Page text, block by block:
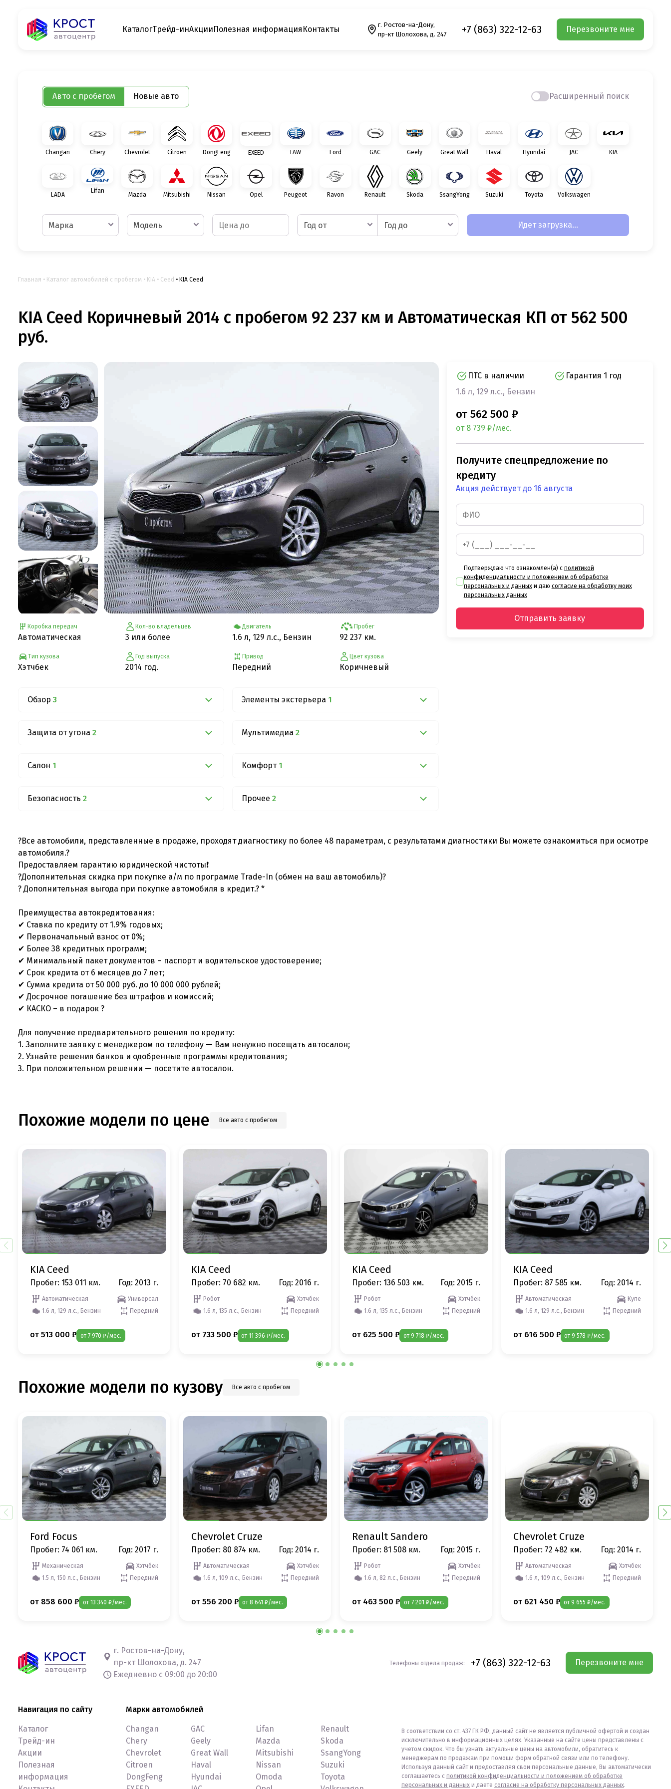
КаталогТрейд-инАкцииПолезная информация Контакты
г. Ростов-на-Дону,
пр-кт Шолохова, д. 247
+7 (863) 322-12-63 Перезвоните мне
Авто с пробегом Новые авто Расширенный поиск
Changan Chery Chevrolet Citroen DongFeng EXEED FAW Ford GAC Geely Great Wall Haval Hyundai JAC KIA
LADA
Lifan
Mazda Mitsubishi Nissan Opel Peugeot Ravon Renault Skoda SsangYong Suzuki Toyota Volkswagen
Марка Модель Год от Год до Идет загрузка...
Главная Каталог автомобилей с пробегом KIA Ceed KIA Ceed
KIA Ceed Коричневый 2014 с пробегом 92 237 км и Автоматическая КП от 562 500
руб.
Коробка передач
Автоматическая
Тип кузова
Хэтчбек
Кол-во владельцев
3 или более
Год выпуска
2014 год.
Двигатель
1.6 л, 129 л.с., Бензин
Привод
Передний
Пробег
92 237 км.
Цвет кузова
Коричневый
Обзор 3 Элементы экстерьера 1
Защита от угона 2 Мультимедиа 2
Салон 1 Комфорт 1
Безопасность 2 Прочее 2
ПТС в наличии
Гарантия 1 год
1.6 л, 129 л.с., Бензин
от 562 500 ₽
от 8 739 ₽/мес.
Получите спецпредложение по
кредиту
Акция действует до 16 августа
Подтверждаю что ознакомлен(а) с политикой
конфиденциальности и положением об обработке
персональных и данныхи даю согласие на обработку моих
персональных данных
Отправить заявку
?Все автомобили, представленные в продаже, проходят диагностику по более 48 параметрам, с результатами диагностики Вы можете ознакомиться при осмотре
автомобиля.?
Предоставляем гарантию юридической чистоты❗
?Дополнительная скидка при покупке а/м по программе Trade-In (обмен на ваш автомобиль)?
? Дополнительная выгода при покупке автомобиля в кредит.? *
Преимущества автокредитования:
✔ Ставка по кредиту от 1.9% годовых;
✔ Первоначальный взнос от 0%;
✔ Более 38 кредитных программ;
✔ Минимальный пакет документов – паспорт и водительское удостоверение;
✔ Срок кредита от 6 месяцев до 7 лет;
✔ Сумма кредита от 50 000 руб. до 10 000 000 рублей;
✔ Досрочное погашение без штрафов и комиссий;
✔ КАСКО – в подарок ?
Для получение предварительного решения по кредиту:
1. Заполните заявку с менеджером по телефону — Вам ненужно посещать автосалон;
2. Узнайте решения банков и одобренные программы кредитования;
3. При положительном решении — посетите автосалон.
Похожие модели по цене Все авто с пробегом
KIA Ceed
Пробег: 153 011 км. Год: 2013 г.
Автоматическая
Универсал
1.6 л, 129 л.с., Бензин
Передний
от 513 000 ₽ от 7 970 ₽/мес.
KIA Ceed
Пробег: 70 682 км. Год: 2016 г.
Робот
Хэтчбек
1.6 л, 135 л.с., Бензин
Передний
от 733 500 ₽ от 11 396 ₽/мес.
KIA Ceed
Пробег: 136 503 км. Год: 2015 г.
Робот
Хэтчбек
1.6 л, 135 л.с., Бензин
Передний
от 625 500 ₽ от 9 718 ₽/мес.
KIA Ceed
Пробег: 87 585 км. Год: 2014 г.
Автоматическая
Купе
1.6 л, 129 л.с., Бензин
Передний
от 616 500 ₽ от 9 578 ₽/мес.
Похожие модели по кузову Все авто с пробегом
Ford Focus
Пробег: 74 061 км. Год: 2017 г.
Механическая
Хэтчбек
1.5 л, 150 л.с., Бензин
Передний
от 858 600 ₽ от 13 340 ₽/мес.
Chevrolet Cruze
Пробег: 80 874 км. Год: 2014 г.
Автоматическая
Хэтчбек
1.6 л, 109 л.с., Бензин
Передний
от 556 200 ₽ от 8 641 ₽/мес.
Renault Sandero
Пробег: 81 508 км. Год: 2015 г.
Робот
Хэтчбек
1.6 л, 82 л.с., Бензин
Передний
от 463 500 ₽ от 7 201 ₽/мес.
Chevrolet Cruze
Пробег: 72 482 км. Год: 2014 г.
Автоматическая
Хэтчбек
1.6 л, 109 л.с., Бензин
Передний
от 621 450 ₽ от 9 655 ₽/мес.
г. Ростов-на-Дону,
пр-кт Шолохова, д. 247
Ежедневно с 09:00 до 20:00
Телефоны отдела продаж: +7 (863) 322-12-63 Перезвоните мне
Навигация по сайту
Каталог
Трейд-ин
Акции
Полезная
информация
Марки автомобилей
Changan
Chery
Chevrolet
Citroen
DongFeng
GAC
Geely
Great Wall
Haval
Hyundai
Lifan
Mazda
Mitsubishi
Nissan
Omoda
Renault
Skoda
SsangYong
Suzuki
Toyota
В соответствии со ст. 437 ГК РФ, данный сайт не является публичной офертой и создан
исключительно в информационных целях. Указанные на сайте цены представлены с
учетом скидок. Что бы узнать актуальные цены на автомобили, обратитесь к
менеджерам по продажам при помощи форм обратной связи или по телефону.
Используя данный сайт и предоставляя свои персональные данные, Вы автоматически
соглашаетесь с политикой конфиденциальности и положением об обработке
персональных и данных и даете согласие на обработку персональных данных.